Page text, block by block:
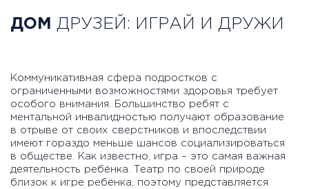
ДОМ ДРУЗЕЙ: ИГРАЙ И ДРУЖИ
Коммуникативная сфера подростков с
ограниченными возможностями здоровья требует
особого внимания. Большинство ребят с
ментальной инвалидностью получают образование
в отрыве от своих сверстников и впоследствии
имеют гораздо меньше шансов социализироваться
в обществе. Как известно, игра – это самая важная
деятельность ребёнка. Театр по своей природе
близок к игре ребёнка, поэтому представляется